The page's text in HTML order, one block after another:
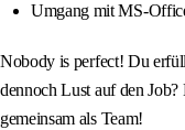
Umgang mit MS-
Nobody is perfect! Du
dennoch Lust auf den
gemeinsam als Team!